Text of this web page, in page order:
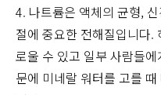
4. 나트륨은 액체의 균형,
절에 중요한 전해질입니다.
로울 수 있고 일부 사람들
문에 미네랄 워터를 고를